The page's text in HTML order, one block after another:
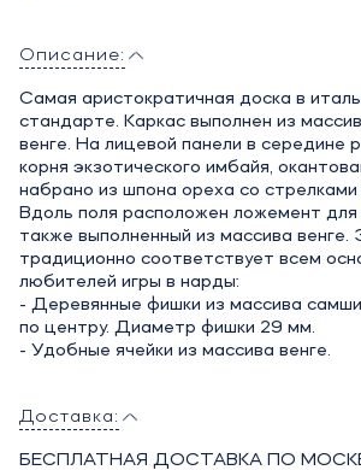
Описание:
Самая аристократичная доска в
стандарте. Каркас выполнен из
венге. На лицевой панели в середине
корня экзотического имбайя,
набрано из шпона ореха со стрелками
Вдоль поля расположен ложемент для
также выполненный из массива венге.
традиционно соответствует всем
любителей игры в нарды:
- Деревянные фишки из массива
по центру. Диаметр фишки 29 мм.
- Удобные ячейки из массива венге.
Доставка:
БЕСПЛАТНАЯ ДОСТАВКА ПО